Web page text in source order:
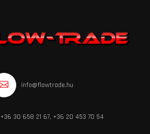
info@flowtrade.hu
+36 30 658 21 67, +36 20 453 70 54